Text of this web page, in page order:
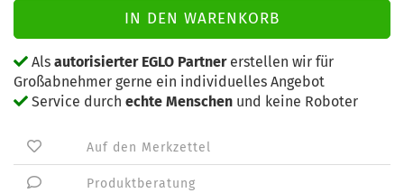
Als autorisierter EGLO Partnererstellen wir für
Großabnehmer gerne ein individuelles Angebot
Service durch echte Menschen und keine Roboter
Auf den Merkzettel
Produktberatung